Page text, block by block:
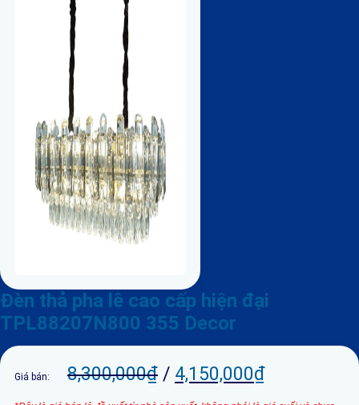
Đèn thả pha lê cao cấp hiện đại
TPL88207N800 355 Decor
Giá bán: 8,300,000₫ / 4,150,000₫